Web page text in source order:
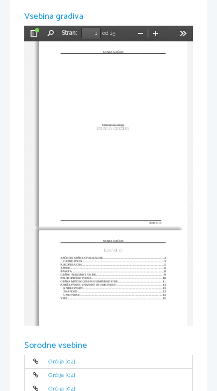
Vsebina gradiva
Preklopi
Stran:
od 15
Pomanjšaj
STARA GRČIJA
Seminarska naloga
STARA GRČIJA
Stran 1/15
STARA GRČIJA
KAZALO
ZAČETKI GRŠKE CIVILIZACIJE....................................................................................3
GRŠKE POLIS................................................................................................................3
KOLONIZACIJA................................................................................................................5
ATENE................................................................................................................................6
ŠPARTA..............................................................................................................................8
GRŠKO-PERZIJSKE VOJNE.............................................................................................9
PELOPONEŠKE VOJNE.................................................................................................. 10
GRŠKA MITOLOGIJA IN OLIMPIJSKE IGRE............................................................. 11
KNJIŽEVNOST, ZNANOST IN UMETNOST................................................................ 13
KNJIŽEVNOST.............................................................................................................
13
ZNANOST.....................................................................................................................
13
UMETNOST..................................................................................................................
13
VIRI:.................................................................................................................................. 15
Sorodne vsebine
Grčija [04]
Grčija [04]
Grčija [04]